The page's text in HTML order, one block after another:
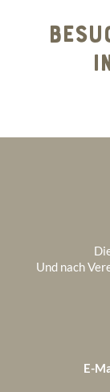
Und nach
E-